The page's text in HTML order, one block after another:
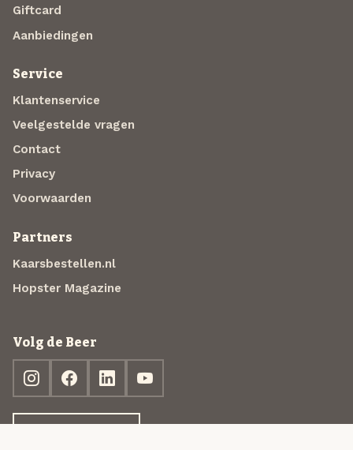
Giftcard
Aanbiedingen
Service
Klantenservice
Veelgestelde vragen
Contact
Privacy
Voorwaarden
Partners
Kaarsbestellen.nl
Hopster Magazine
Volg de Beer